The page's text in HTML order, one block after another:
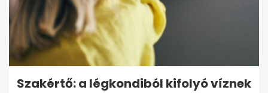
Szakértő: a légkondiból kifolyó víznek